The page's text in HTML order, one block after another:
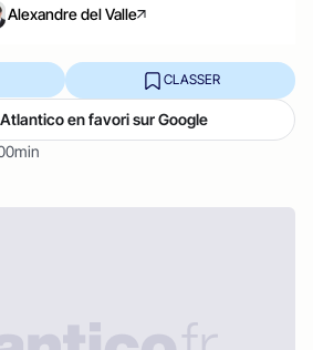
Alexandre del Valle
CLASSER
en favori sur Google